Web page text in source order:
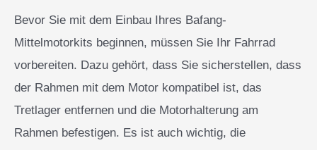
Bevor Sie mit dem Einbau Ihres Bafang-
Mittelmotorkits beginnen, müssen Sie Ihr Fahrrad
vorbereiten. Dazu gehört, dass Sie sicherstellen, dass
der Rahmen mit dem Motor kompatibel ist, das
Tretlager entfernen und die Motorhalterung am
Rahmen befestigen. Es ist auch wichtig, die